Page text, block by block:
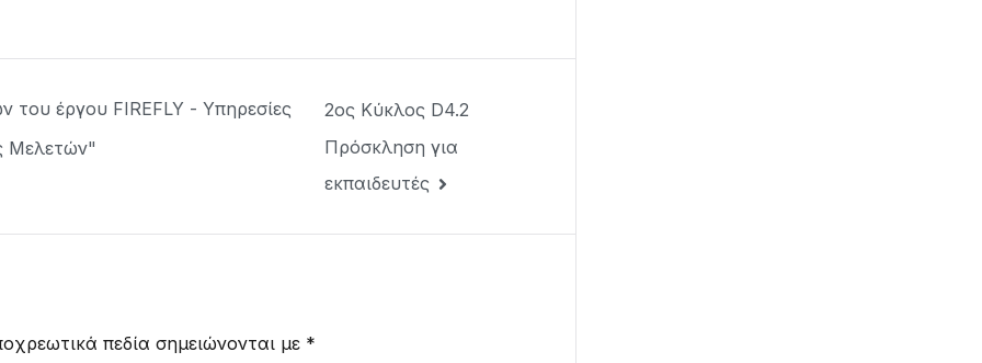
του έργου FIREFLY - Υπηρεσίες
Μελετών"
2ος Κύκλος D4.2
Πρόσκληση για
εκπαιδευτές
πεδία σημειώνονται με *